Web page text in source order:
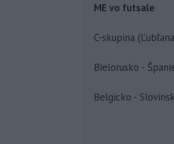
ME vo futsale
C-skupina
Bielorusko -
Belgicko -